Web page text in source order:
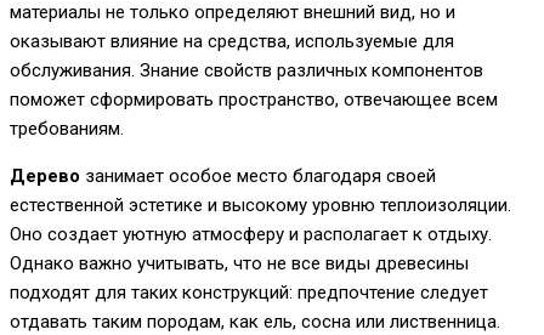
материалы не только определяют внешний вид, но и
оказывают влияние на средства, используемые для
обслуживания. Знание свойств различных компонентов
поможет сформировать пространство, отвечающее всем
требованиям.
Дерево занимает особое место благодаря своей
естественной эстетике и высокому уровню теплоизоляции.
Оно создает уютную атмосферу и располагает к отдыху.
Однако важно учитывать, что не все виды древесины
подходят для таких конструкций: предпочтение следует
отдавать таким породам, как ель, сосна или лиственница.